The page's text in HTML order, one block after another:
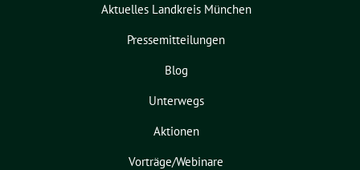
Aktuelles Landkreis München
Pressemitteilungen
Blog
Unterwegs
Aktionen
Vorträge/Webinare